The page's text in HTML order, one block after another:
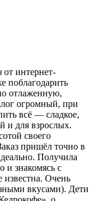
от интернет-
поблагодарить
отлаженную,
огромный, при
всё — сладкое,
и для взрослых.
своего
пришёл точно в
Получила
и знакомясь с
известна. Очень
вкусами). Дети